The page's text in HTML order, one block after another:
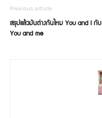
Previous article
สรุปแล้วมันต่างกันไหม You and I กับ
You and me